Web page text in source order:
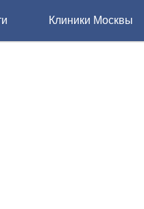
Клиники Москвы